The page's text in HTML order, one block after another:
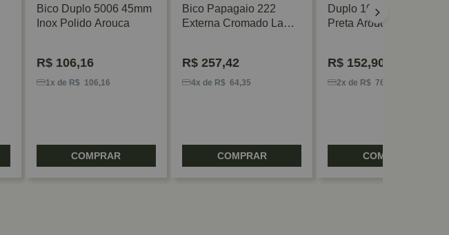
Bico Duplo 5006 45mm
Inox Polido Arouca
R$106,16
1x de R$ 106,16
COMPRAR
Bico Papagaio 222
Externa Cromado La
R$ 257,42
4x de R$ 64,35
COMPRAR
Duplo 1006 45mm
Preta Arouca
R$ 152,90
2x de R$ 76,45
COMPRAR